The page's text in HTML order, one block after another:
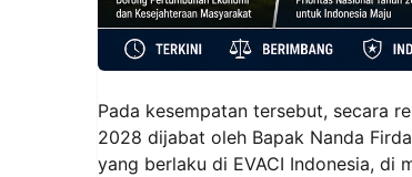
Pada kesempatan tersebut, secara
2028 dijabat oleh Bapak Nanda
yang berlaku di EVACI Indonesia, di